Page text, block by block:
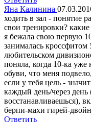
Яна Калинина
ходить в зал - понятие
свои тренировки?
я бежала свою первую
занималась кроссфитом
любительском
поняла, когда 10-ка
обуви, что меня
если у тебя цель -
каждый день/через день
восстанавливаешься),
берпи-махи гирей-
Ответить